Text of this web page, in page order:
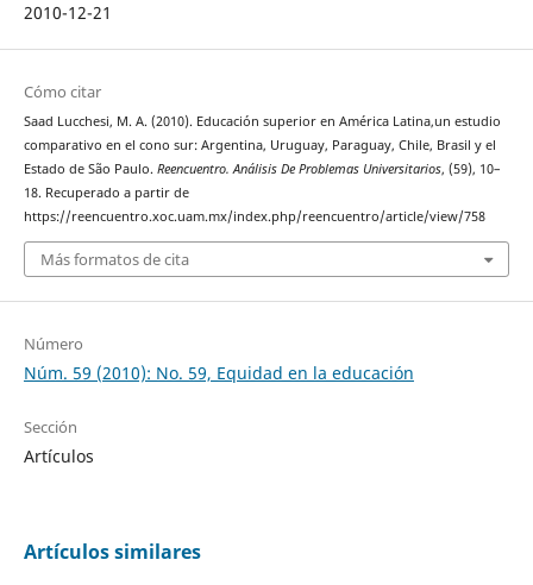
2010-12-21
Cómo citar
Saad Lucchesi, M. A. (2010). Educación superior en América Latina,un estudio
comparativo en el cono sur: Argentina, Uruguay, Paraguay, Chile, Brasil y el
Estado de São Paulo. Reencuentro. Análisis De Problemas Universitarios, (59), 10–
18. Recuperado a partir de
https://reencuentro.xoc.uam.mx/index.php/reencuentro/article/view/758
Más formatos de cita
Número
Núm. 59 (2010): No. 59, Equidad en la educación
Sección
Artículos
Artículos similares